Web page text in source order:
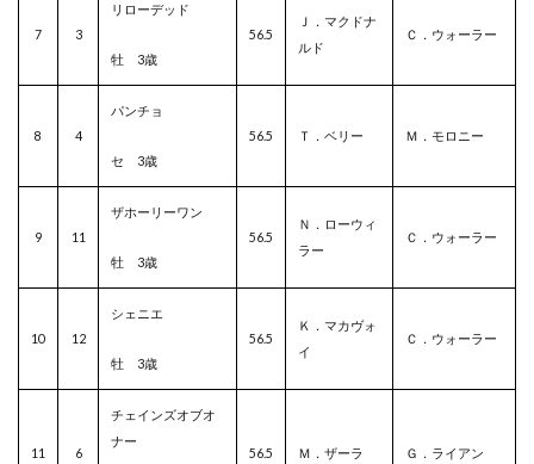
7 3
リローデッド
牡 3歳
56.5
Ｊ．マクドナ
ルド
Ｃ．ウォーラー
8 4
パンチョ
セ 3歳
56.5 Ｔ．ベリー Ｍ．モロニー
9 11
ザホーリーワン
牡 3歳
56.5
Ｎ．ローウィ
ラー
Ｃ．ウォーラー
10 12
シェニエ
牡 3歳
56.5
Ｋ．マカヴォ
イ
Ｃ．ウォーラー
11 6
チェインズオブオ
ナー
56.5 Ｍ．ザーラ Ｇ．ライアン